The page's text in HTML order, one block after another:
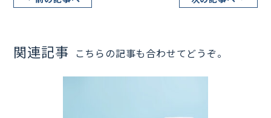
関連記事 こちらの記事も合わせてどうぞ。